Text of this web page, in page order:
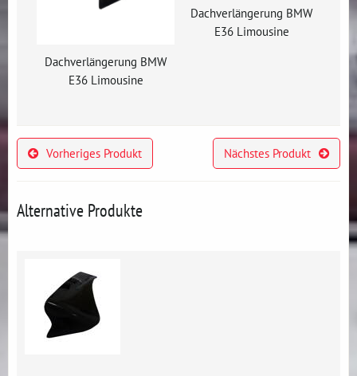
Dachverlängerung BMW
E36 Limousine
Dachverlängerung BMW
E36 Limousine
Vorheriges Produkt Nächstes Produkt
Alternative Produkte